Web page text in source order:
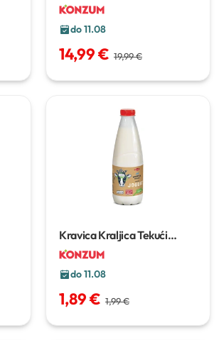
do 11.08
14,99 € 19,99 €
Kravica Kraljica Tekući
jogurt1kg
do 11.08
1,89 € 1,99 €